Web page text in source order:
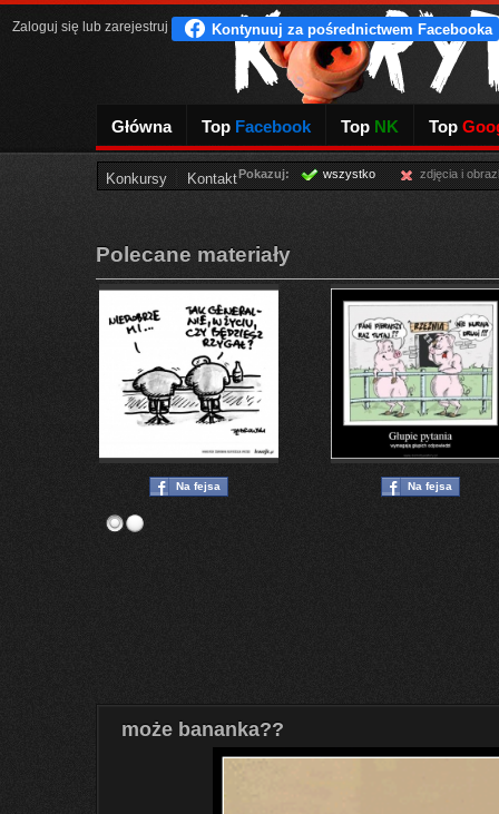
Główna Top Facebook Top NK Top
Konkursy Kontakt
Zaloguj się lub zarejestruj
Pokazuj: wszystko zdjęcia i
Polecane materiały
Na fejsa Na fejsa
może bananka??